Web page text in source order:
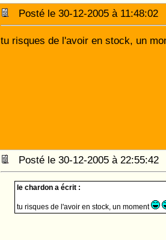
Posté le 30-12-2005 à
tu risques de l'avoir en stock, un
Posté le 30-12-2005 à
le chardon a écrit :
tu risques de l'avoir en stock, un moment